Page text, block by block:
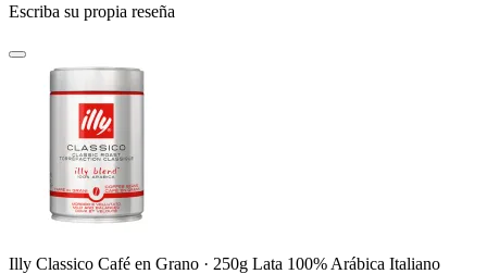
Escriba su propia reseña
Illy Classico Café en Grano · 250g Lata 100% Arábica Italiano